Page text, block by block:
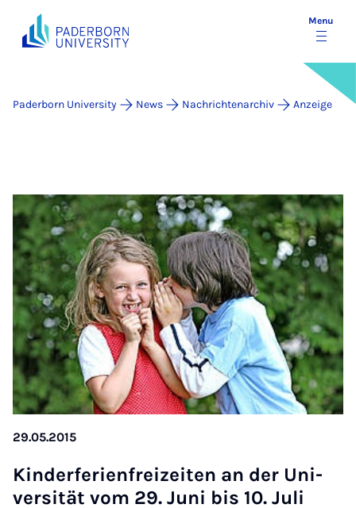
Menu
Paderborn University News Nachrichtenarchiv Anzeige
29.05.2015
Kinder­fer­i­en­freizeiten an der Uni­
versität vom 29. Juni bis 10. Ju­li